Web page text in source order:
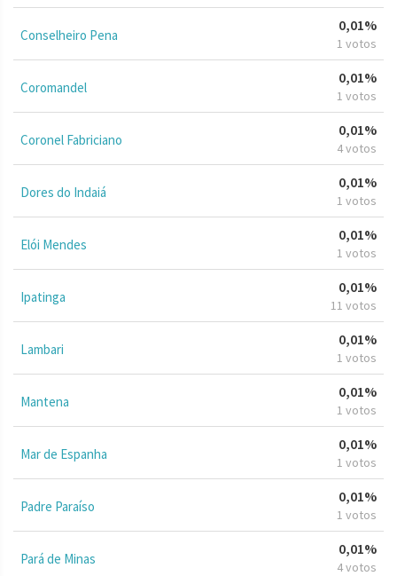
Conselheiro Pena
0,01%
1 votos
Coromandel
0,01%
1 votos
Coronel Fabriciano
0,01%
4 votos
Dores do Indaiá
0,01%
1 votos
Elói Mendes
0,01%
1 votos
Ipatinga
0,01%
11 votos
Lambari
0,01%
1 votos
Mantena
0,01%
1 votos
Mar de Espanha
0,01%
1 votos
Padre Paraíso
0,01%
1 votos
Pará de Minas
0,01%
4 votos